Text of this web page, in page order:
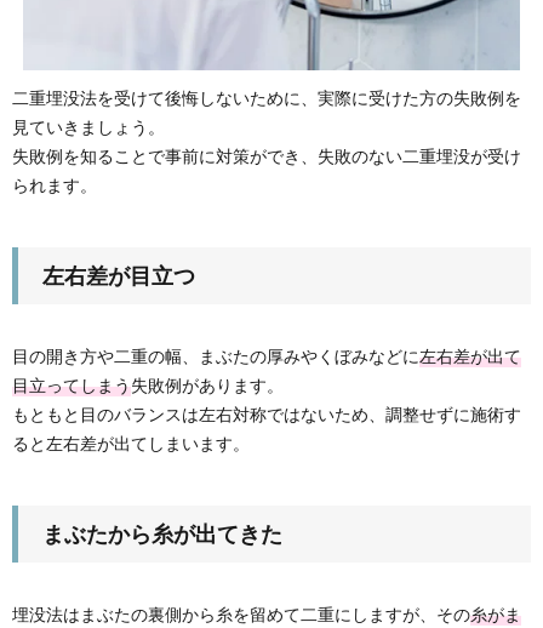
二重埋没法を受けて後悔しないために、実際に受けた方の失敗例を
見ていきましょう。
失敗例を知ることで事前に対策ができ、失敗のない二重埋没が受け
られます。
左右差が目立つ
目の開き方や二重の幅、まぶたの厚みやくぼみなどに左右差が出て
目立ってしまう失敗例があります。
もともと目のバランスは左右対称ではないため、調整せずに施術す
ると左右差が出てしまいます。
まぶたから糸が出てきた
埋没法はまぶたの裏側から糸を留めて二重にしますが、その糸がま